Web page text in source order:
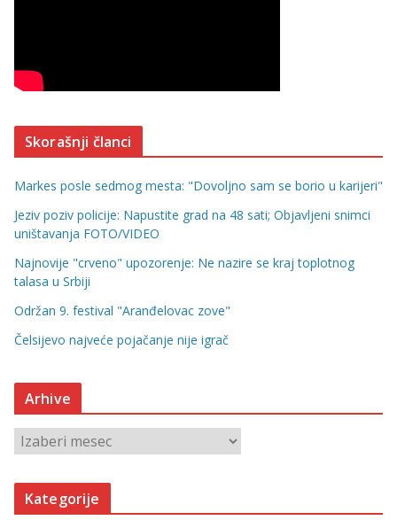
Skorašnji članci
Markes posle sedmog mesta: "Dovoljno sam se borio u karijeri"
Jeziv poziv policije: Napustite grad na 48 sati; Objavljeni snimci
uništavanja FOTO/VIDEO
Najnovije "crveno" upozorenje: Ne nazire se kraj toplotnog
talasa u Srbiji
Održan 9. festival "Aranđelovac zove"
Čelsijevo najveće pojačanje nije igrač
Arhive
h
Kategorije